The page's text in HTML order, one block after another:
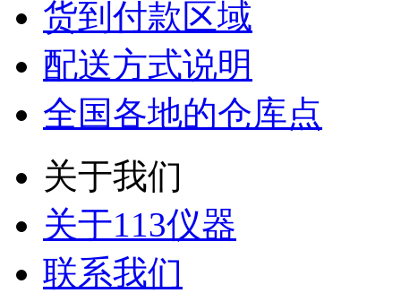
货到付款区域
配送方式说明
全国各地的仓库点
关于我们
关于113仪器
联系我们